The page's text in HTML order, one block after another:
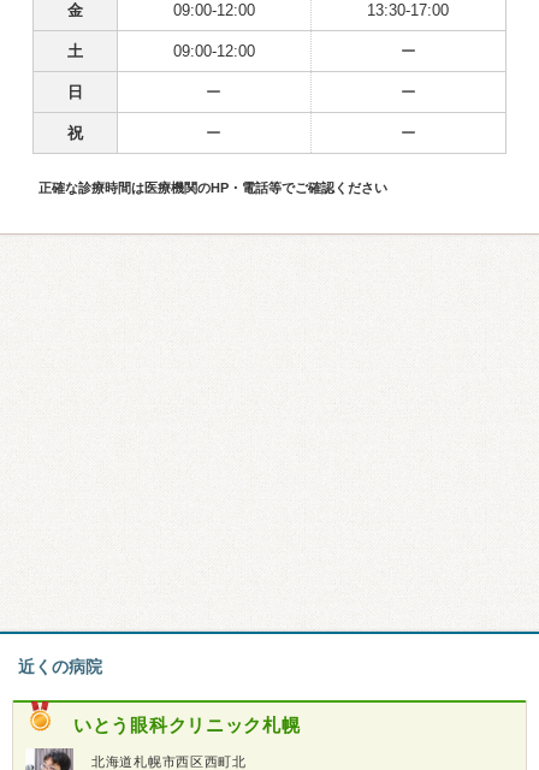
金 09:00-12:00 13:30-17:00
土 09:00-12:00 ー
日 ー ー
祝 ー ー
正確な診療時間は医療機関のHP・電話等でご確認ください
近くの病院
いとう眼科クリニック札幌
北海道札幌市西区西町北